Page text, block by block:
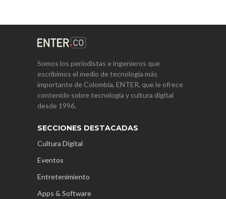
Somos los periodistas e ingenieros que
escribimos el medio de tecnología más
importante de Colombia, ENTER, que le ofrece
contenido sobre tecnología y cultura digital
desde 1996.
SECCIONES DESTACADAS
Cultura Digital
Eventos
Entretenimiento
Apps & Software